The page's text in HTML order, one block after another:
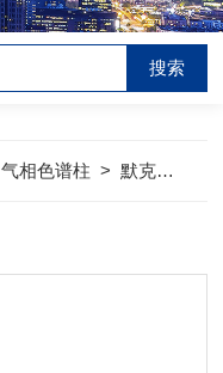
气相色谱柱 >默克Merck手性色谱柱